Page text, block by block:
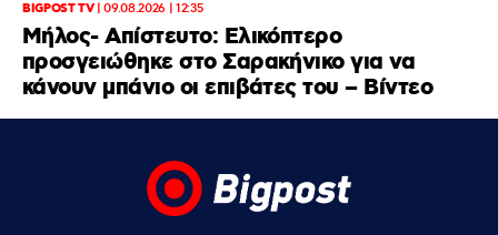
BIGPOST TV|09.08.2026 | 12:35
Μήλος- Απίστευτο: Ελικόπτερο
προσγειώθηκε στο Σαρακήνικο για να
κάνουν μπάνιο οι επιβάτες του – Βίντεο